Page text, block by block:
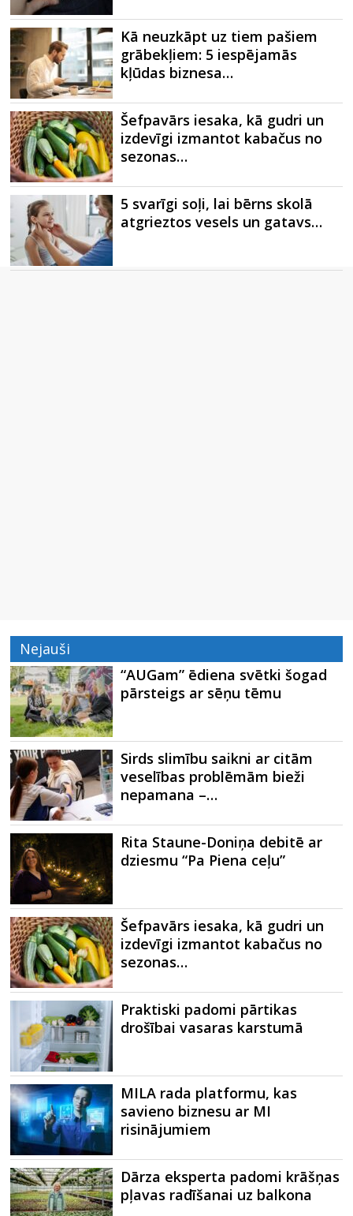
Kā neuzkāpt uz tiem pašiem
grābekļiem: 5 iespējamās
kļūdas biznesa…
Šefpavārs iesaka, kā gudri un
izdevīgi izmantot kabačus no
sezonas…
5 svarīgi soļi, lai bērns skolā
atgrieztos vesels un gatavs…
Nejauši
“AUGam” ēdiena svētki šogad
pārsteigs ar sēņu tēmu
Sirds slimību saikni ar citām
veselības problēmām bieži
nepamana –…
Rita Staune-Doniņa debitē ar
dziesmu “Pa Piena ceļu”
Šefpavārs iesaka, kā gudri un
izdevīgi izmantot kabačus no
sezonas…
Praktiski padomi pārtikas
drošībai vasaras karstumā
MILA rada platformu, kas
savieno biznesu ar MI
risinājumiem
Dārza eksperta padomi krāšņas
pļavas radīšanai uz balkona